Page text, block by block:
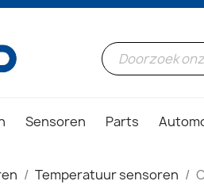
Sensoren Parts
Temperatuur sensoren